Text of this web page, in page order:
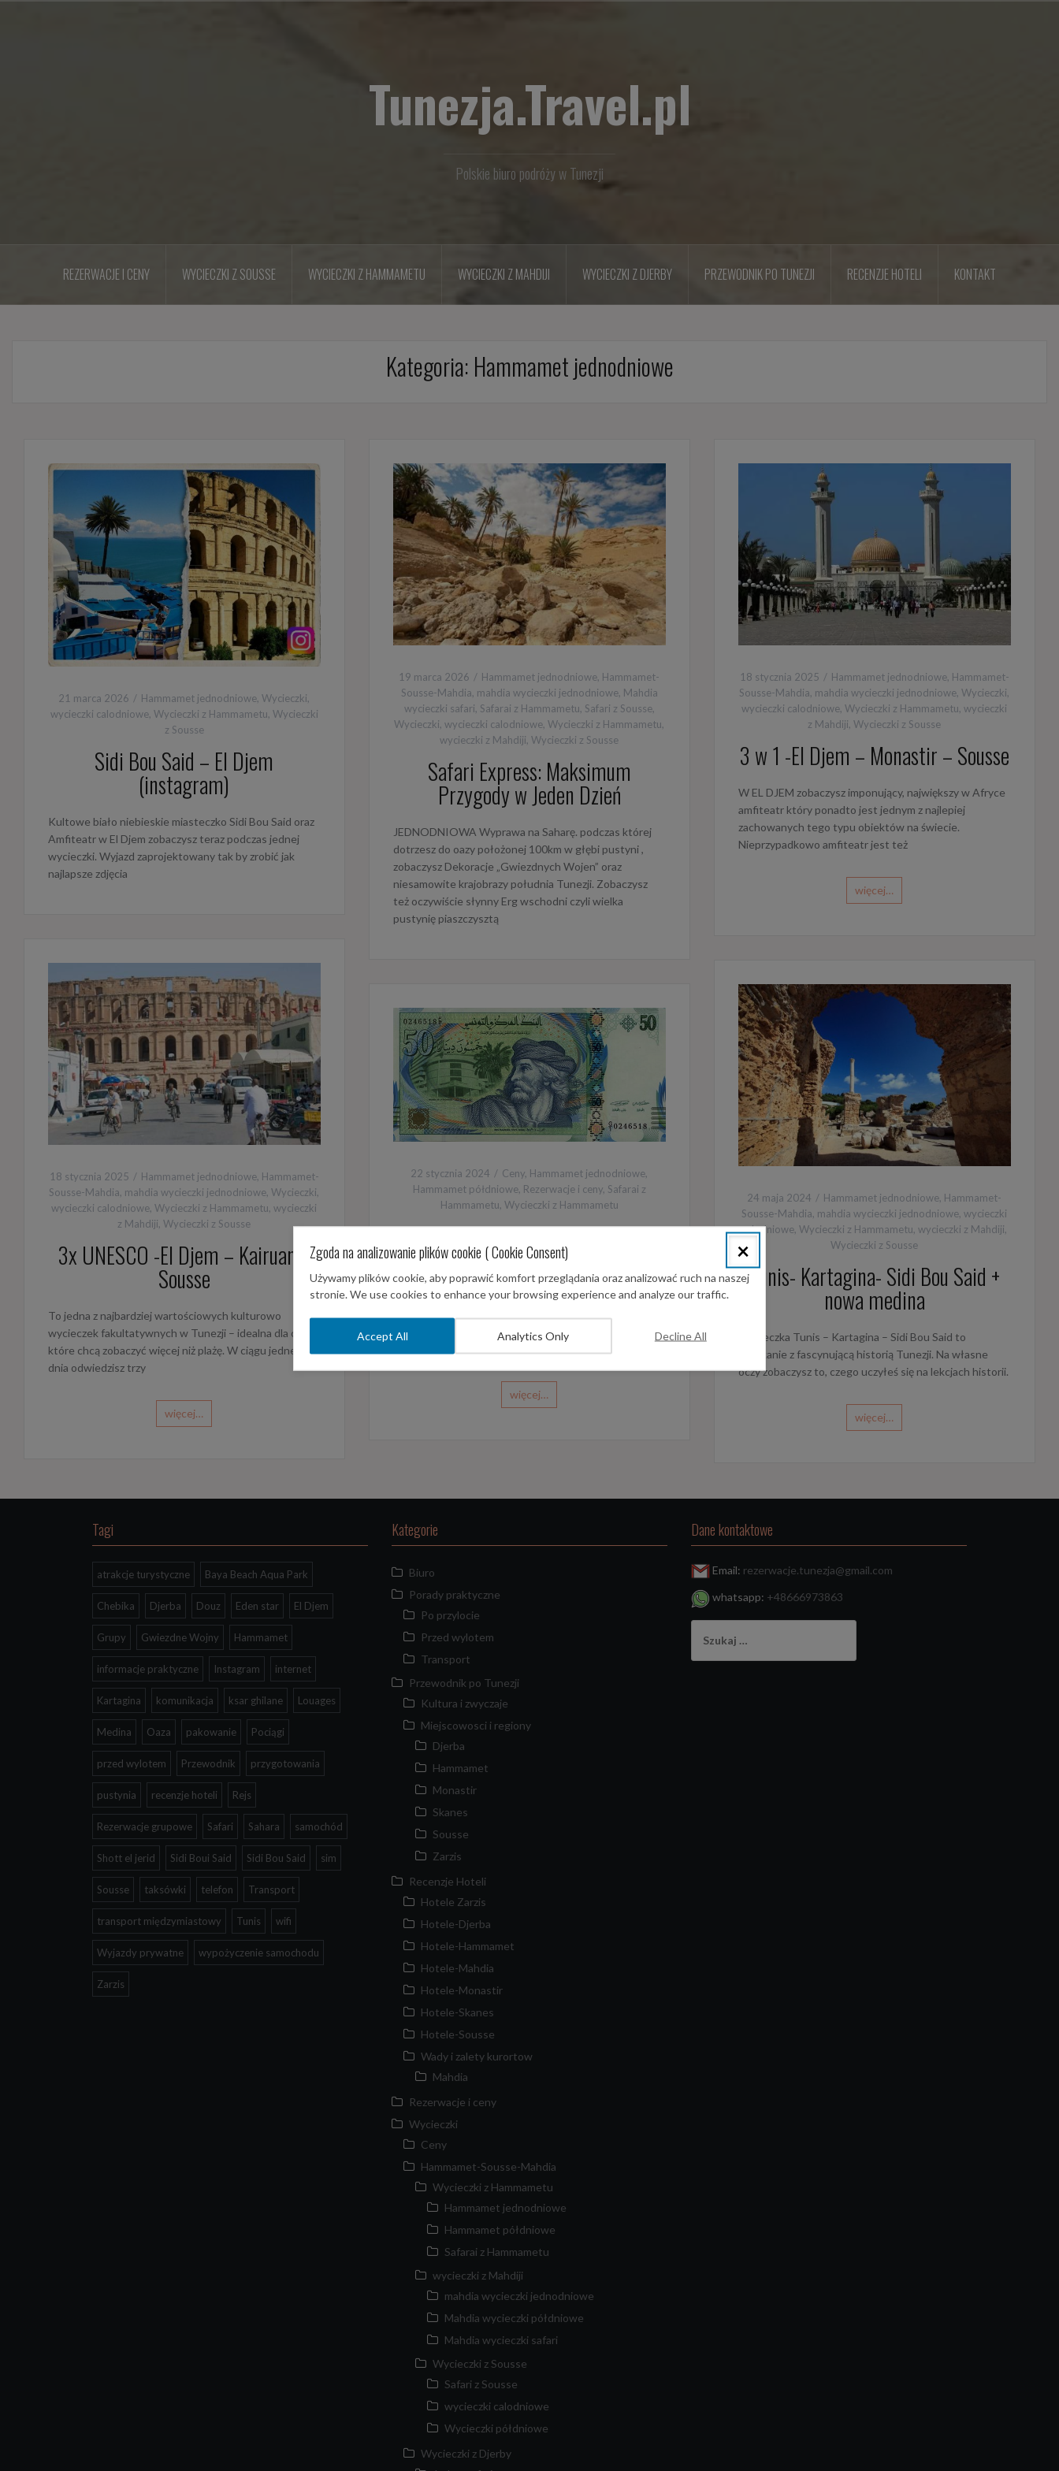
Tunezja.Travel.pl
Polskie biuro podróży w Tunezji
REZERWACJE I CENY WYCIECZKI Z SOUSSE WYCIECZKI Z HAMMAMETU WYCIECZKI Z MAHDIJI WYCIECZKI Z DJERBY PRZEWODNIK PO TUNEZJI RECENZJE HOTELI KONTAKT
Kategoria: Hammamet jednodniowe
21 marca 2026 Hammamet jednodniowe,Wycieczki,
wycieczki calodniowe, Wycieczki z Hammametu, Wycieczki
z Sousse
Sidi Bou Said – El Djem
(instagram)
Kultowe biało niebieskie miasteczko Sidi Bou Said oraz
Amfiteatr w El Djem zobaczysz teraz podczas jednej
wycieczki. Wyjazd zaprojektowany tak by zrobić jak
najlapsze zdjęcia
19 marca 2026 Hammamet jednodniowe, Hammamet-
Sousse-Mahdia, mahdia wycieczki jednodniowe, Mahdia
wycieczki safari, Safarai z Hammametu, Safari z Sousse,
Wycieczki,wycieczki calodniowe,Wycieczki z Hammametu,
wycieczki z Mahdiji,Wycieczki z Sousse
Safari Express: Maksimum
Przygody w Jeden Dzień
JEDNODNIOWA Wyprawa na Saharę. podczas której
dotrzesz do oazy położonej 100km w głębi pustyni ,
zobaczysz Dekoracje „Gwiezdnych Wojen” oraz
niesamowite krajobrazy południa Tunezji. Zobaczysz
też oczywiście słynny Erg wschodni czyli wielka
pustynię piaszczysztą
18 stycznia 2025 Hammamet jednodniowe, Hammamet-
Sousse-Mahdia, mahdia wycieczki jednodniowe,Wycieczki,
wycieczki calodniowe,Wycieczki z Hammametu,wycieczki
z Mahdiji,Wycieczki z Sousse
3 w 1 -El Djem – Monastir – Sousse
W EL DJEM zobaczysz imponujący, największy w Afryce
amfiteatr który ponadto jest jednym z najlepiej
zachowanych tego typu obiektów na świecie.
Nieprzypadkowo amfiteatr jest też
więcej…
18 stycznia 2025 Hammamet jednodniowe, Hammamet-
Sousse-Mahdia, mahdia wycieczki jednodniowe,Wycieczki,
wycieczki calodniowe,Wycieczki z Hammametu,wycieczki
z Mahdiji,Wycieczki z Sousse
3x UNESCO -El Djem – Kairuan –
Sousse
To jedna z najbardziej wartościowych kulturowo
wycieczek fakultatywnych w Tunezji – idealna dla osób,
które chcą zobaczyć więcej niż plażę. W ciągu jednego
dnia odwiedzisz trzy
więcej…
24 maja 2024 Hammamet jednodniowe, Hammamet-
Sousse-Mahdia, mahdia wycieczki jednodniowe,wycieczki
calodniowe,Wycieczki z Hammametu,wycieczki z Mahdiji,
Wycieczki z Sousse
Tunis- Kartagina- Sidi Bou Said +
nowa medina
Wycieczka Tunis – Kartagina – Sidi Bou Said to
spotkanie z fascynującą historią Tunezji. Na własne
oczy zobaczysz to, czego uczyłeś się na lekcjach historii.
więcej…
22 stycznia 2024 Ceny, Hammamet jednodniowe,
Hammamet półdniowe, Rezerwacje i ceny, Safarai z
Hammametu, Wycieczki z Hammametu
Aktualny cennik z rejonu
Hammamet -Nabeul
Dostępność wycieczek jest różna w zależności od
spędzasz wakacje żeby zapoznać się z aktualnymi
więcej…
Tagi
atrakcje turystyczne Baya Beach Aqua Park
Chebika Djerba Douz Eden star El Djem
Grupy Gwiezdne Wojny Hammamet
informacje praktyczne Instagram internet
Kartagina komunikacja ksar ghilane Louages
Medina Oaza pakowanie Pociągi
przed wylotem Przewodnik przygotowania
pustynia recenzje hoteli Rejs
Rezerwacje grupowe Safari Sahara samochód
Shott el jerid Sidi Boui Said Sidi Bou Said sim
Sousse taksówki telefon Transport
transport międzymiastowy Tunis wifi
Wyjazdy prywatne wypożyczenie samochodu
Zarzis
Kategorie
Biuro
Porady praktyczne
Po przylocie
Przed wylotem
Transport
Przewodnik po Tunezji
Kultura i zwyczaje
Miejscowosci i regiony
Djerba
Hammamet
Monastir
Skanes
Sousse
Zarzis
Recenzje Hoteli
Hotele Zarzis
Hotele-Djerba
Hotele-Hammamet
Hotele-Mahdia
Hotele-Monastir
Hotele-Skanes
Hotele-Sousse
Wady i zalety kurortow
Mahdia
Rezerwacje i ceny
Wycieczki
Ceny
Hammamet-Sousse-Mahdia
Wycieczki z Hammametu
Hammamet jednodniowe
Hammamet półdniowe
Safarai z Hammametu
wycieczki z Mahdiji
mahdia wycieczki jednodniowe
Mahdia wycieczki półdniowe
Mahdia wycieczki safari
Wycieczki z Sousse
Safari z Sousse
wycieczki calodniowe
Wycieczki półdniowe
Wycieczki z Djerby
Dane kontaktowe
Email: rezerwacje.tunezja@gmail.com
whatsapp: +48666973863
×
Zgoda na analizowanie plików cookie ( Cookie Consent)
Używamy plików cookie, aby poprawić komfort przeglądania oraz analizować ruch na naszej
stronie. We use cookies to enhance your browsing experience and analyze our traffic.
Accept All Analytics Only Decline All